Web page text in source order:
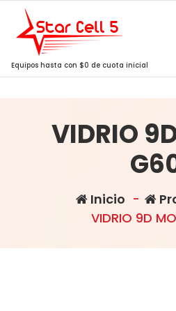
Saltar
contenido
Equipos hasta con $0 de cuota inicial
VIDRIO
Inicio -
VIDRIO 9D